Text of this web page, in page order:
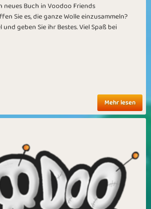
neues Buch in Voodoo Friends
Sie es, die ganze Wolle einzusammeln?
und geben Sie ihr Bestes. Viel Spaß bei
Mehr lesen